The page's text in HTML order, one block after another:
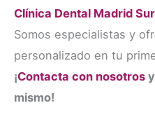
Clínica Dental Madrid Sur
Somos especialistas y
personalizado en tu
¡Contacta con nosotros
mismo!